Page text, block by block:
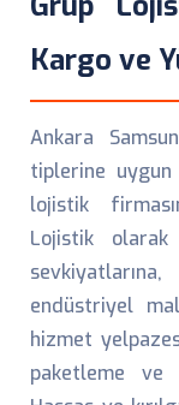
Kargo ve
Ankara
tiplerine
lojistik
Lojistik
endüstriyel
hizmet
paketleme ve